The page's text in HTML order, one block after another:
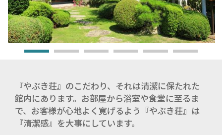
『やぶき荘』のこだわり、それは清潔に保たれた
館内にあります。お部屋から浴室や食堂に至るま
で、お客様が心地よく寛げるよう『やぶき荘』は
『清潔感』を大事にしています。